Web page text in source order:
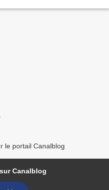
le portail Canalblog
Canalblog